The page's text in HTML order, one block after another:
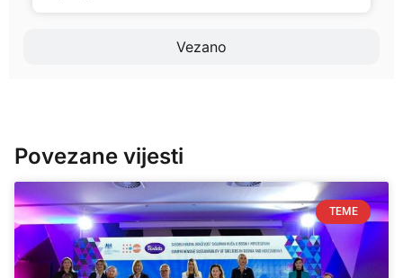
Vezano
Povezane vijesti
TEME